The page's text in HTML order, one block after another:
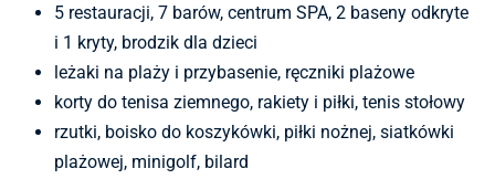
5 restauracji, 7 barów, centrum SPA, 2 baseny odkryte
i 1 kryty, brodzik dla dzieci
leżaki na plaży i przybasenie, ręczniki plażowe
korty do tenisa ziemnego, rakiety i piłki, tenis stołowy
rzutki, boisko do koszykówki, piłki nożnej, siatkówki
plażowej, minigolf, bilard